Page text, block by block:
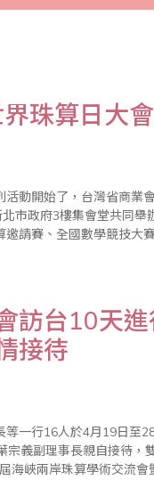
珠算日大
動開始了，台灣省商業
市政府3樓集會堂共同
全國數學競技大賽、大會特刊
訪台10天
接待
等一行16人於4月19日至
自接待，雙方相談甚歡。 葉宗義在
海峽兩岸珠算學術交流